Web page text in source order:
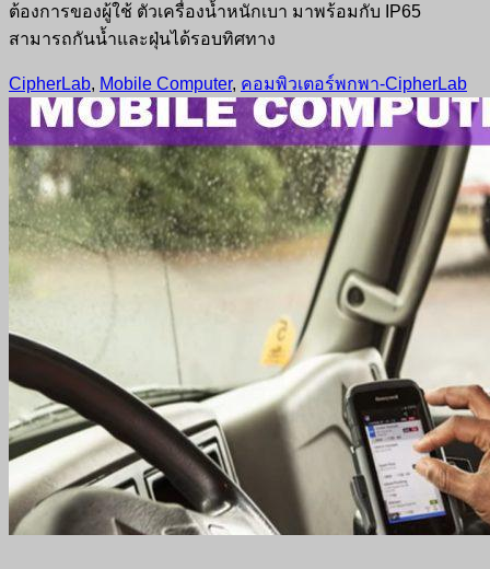
ต้องการของผู้ใช้ ตัวเครื่องน้ำหนักเบา มาพร้อมกับ IP65
สามารถกันน้ำและฝุ่นได้รอบทิศทาง
CipherLab, Mobile Computer, คอมพิวเตอร์พกพา-CipherLab